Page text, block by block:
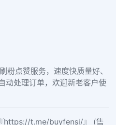
粉点赞服务，速度快质量好、
动处理订单，欢迎新老客户使
https://t.me/buyfensi/』 (售